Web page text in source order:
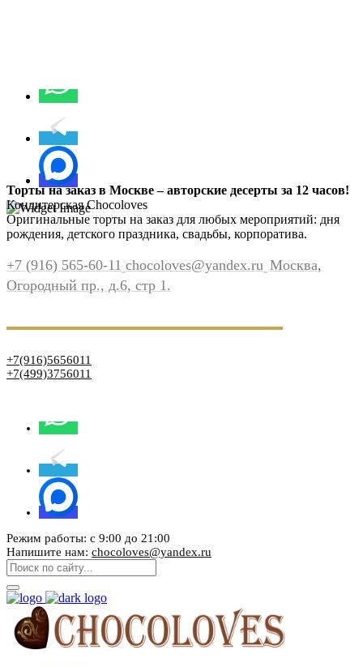
Торты на заказ в Москве – авторские десерты за 12 часов!
Кондитерская Chocoloves
Оригинальные торты на заказ для любых мероприятий: дня
рождения, детского праздника, свадьбы, корпоратива.
+7 (916) 565-60-11 chocoloves@yandex.ru Москва,
Огородный пр., д.6, стр 1.
+7(916)5656011
+7(499)3756011
Режим работы: с 9:00 до 21:00
Напишите нам: chocoloves@yandex.ru